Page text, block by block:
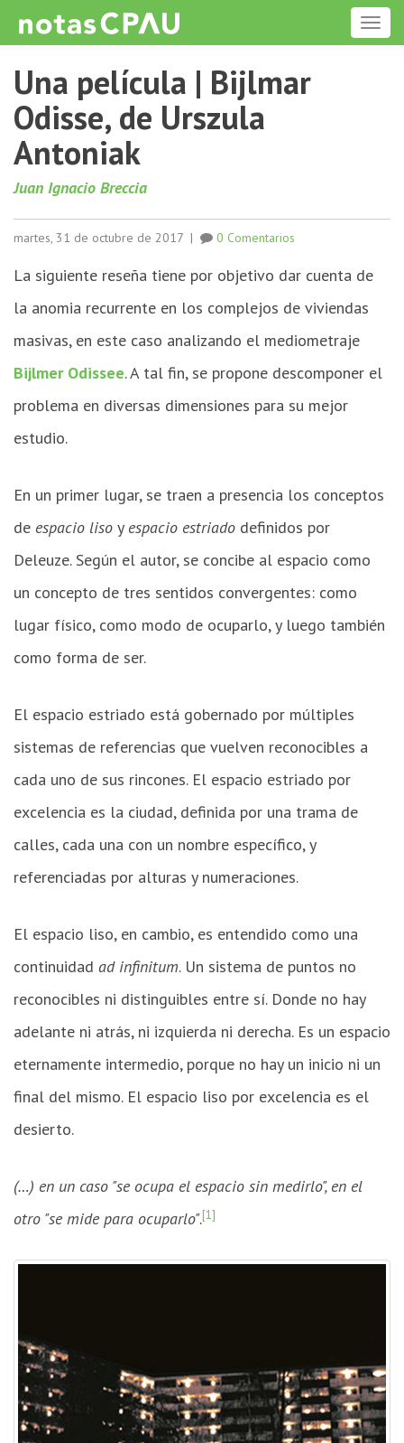
Una película | Bijlmar
Odisse, de Urszula
Antoniak
Juan Ignacio Breccia
martes, 31 de octubre de 2017 | 0 Comentarios
La siguiente reseña tiene por objetivo dar cuenta de
la anomia recurrente en los complejos de viviendas
masivas, en este caso analizando el mediometraje
Bijlmer Odissee. A tal fin, se propone descomponer el
problema en diversas dimensiones para su mejor
estudio.
En un primer lugar, se traen a presencia los conceptos
de espacio liso y espacio estriado definidos por
Deleuze. Según el autor, se concibe al espacio como
un concepto de tres sentidos convergentes: como
lugar físico, como modo de ocuparlo, y luego también
como forma de ser.
El espacio estriado está gobernado por múltiples
sistemas de referencias que vuelven reconocibles a
cada uno de sus rincones. El espacio estriado por
excelencia es la ciudad, definida por una trama de
calles, cada una con un nombre específico, y
referenciadas por alturas y numeraciones.
El espacio liso, en cambio, es entendido como una
continuidad ad infinitum. Un sistema de puntos no
reconocibles ni distinguibles entre sí. Donde no hay
adelante ni atrás, ni izquierda ni derecha. Es un espacio
eternamente intermedio, porque no hay un inicio ni un
final del mismo. El espacio liso por excelencia es el
desierto.
(…) en un caso "se ocupa el espacio sin medirlo", en el
otro "se mide para ocuparlo".[1]